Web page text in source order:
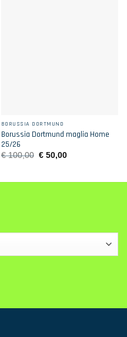
BORUSSIA DORTMUND
Borussia Dortmund maglia Home
25/26
€100,00 Il
€50,00Il